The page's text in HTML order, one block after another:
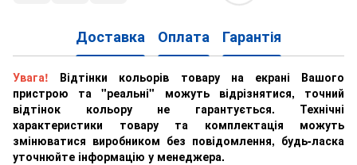
Доставка Оплата Гарантія
Увага! Відтінки кольорів товару на екрані Вашого
пристрою та "реальні" можуть відрізнятися, точний
відтінок кольору не гарантується. Технічні
характеристики товару та комплектація можуть
змінюватися виробником без повідомлення, будь-ласка
уточнюйте інформацію у менеджера.